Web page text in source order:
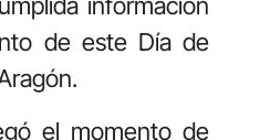
de este Día de
el momento de